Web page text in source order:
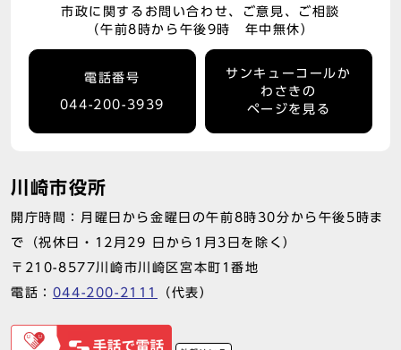
市政に関するお問い合わせ、ご意見、ご相談
（午前8時から午後9時 年中無休）
電話番号
044-200-3939
サンキューコールか
わさきの
ページを見る
川崎市役所
開庁時間：月曜日から金曜日の午前8時30分から午後5時ま
で（祝休日・12月29 日から1月3日を除く）
〒210-8577川崎市川崎区宮本町1番地
電話： 044-200-2111 （代表）